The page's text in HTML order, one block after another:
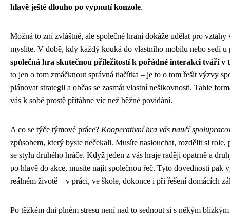
hlavě ještě dlouho po vypnutí konzole.
Možná to zní zvláštně, ale společné hraní dokáže udělat pro vztahy
myslíte. V době, kdy každý kouká do vlastního mobilu nebo sedí u
společná hra skutečnou příležitostí k pořádné interakci tváří v
to jen o tom zmáčknout správná tlačítka – je to o tom řešit výzvy
plánovat strategii a občas se zasmát vlastní nešikovnosti. Tahle
vás k sobě prostě přitáhne víc než běžné povídání.
A co se týče týmové práce? Kooperativní hra vás naučí
způsobem, který byste nečekali. Musíte naslouchat, rozdělit si role,
se stylu druhého hráče. Když jeden z vás hraje raději opatrně a
po hlavě do akce, musíte najít společnou řeč. Tyto dovednosti pak
reálném životě – v práci, ve škole, dokonce i při řešení domácích
Po těžkém dni plném stresu není nad to sednout si s někým